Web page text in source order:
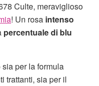
Culte, meraviglioso
! Un rosa intenso
percentuale di blu
per la formula
trattanti, sia per il